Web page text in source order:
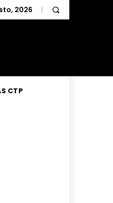
2026
CTP